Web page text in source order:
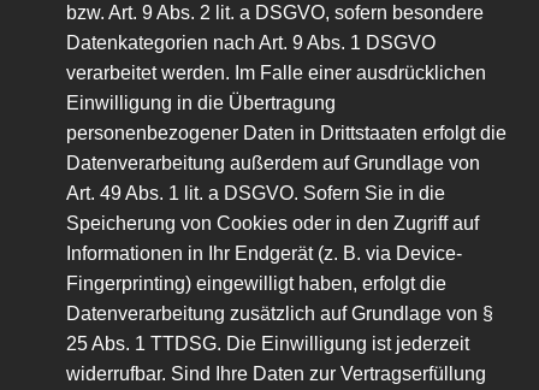
bzw. Art. 9 Abs. 2 lit. a DSGVO, sofern besondere
Datenkategorien nach Art. 9 Abs. 1 DSGVO
verarbeitet werden. Im Falle einer ausdrücklichen
Einwilligung in die Übertragung
personenbezogener Daten in Drittstaaten erfolgt die
Datenverarbeitung außerdem auf Grundlage von
Art. 49 Abs. 1 lit. a DSGVO. Sofern Sie in die
Speicherung von Cookies oder in den Zugriff auf
Informationen in Ihr Endgerät (z. B. via Device-
Fingerprinting) eingewilligt haben, erfolgt die
Datenverarbeitung zusätzlich auf Grundlage von §
25 Abs. 1 TTDSG. Die Einwilligung ist jederzeit
widerrufbar. Sind Ihre Daten zur Vertragserfüllung